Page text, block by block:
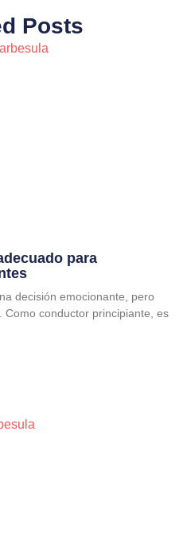
Posts
para
decisión emocionante, pero
conductor principiante, es